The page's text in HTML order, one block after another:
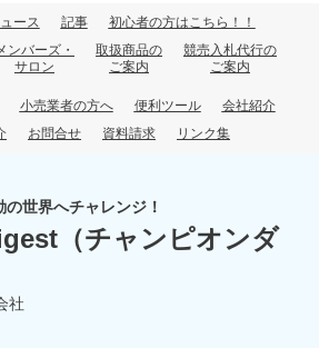
ース 記事 初心者の方はこちら！！
ンバーズ・
サロン
取扱商品の
ご案内
競売入札代行の
ご案内
小売業者の方へ 便利ツール
会社紹介
お問合せ 資料請求 リンク集
世界へチャレンジ！
（チャンピオンダ
社